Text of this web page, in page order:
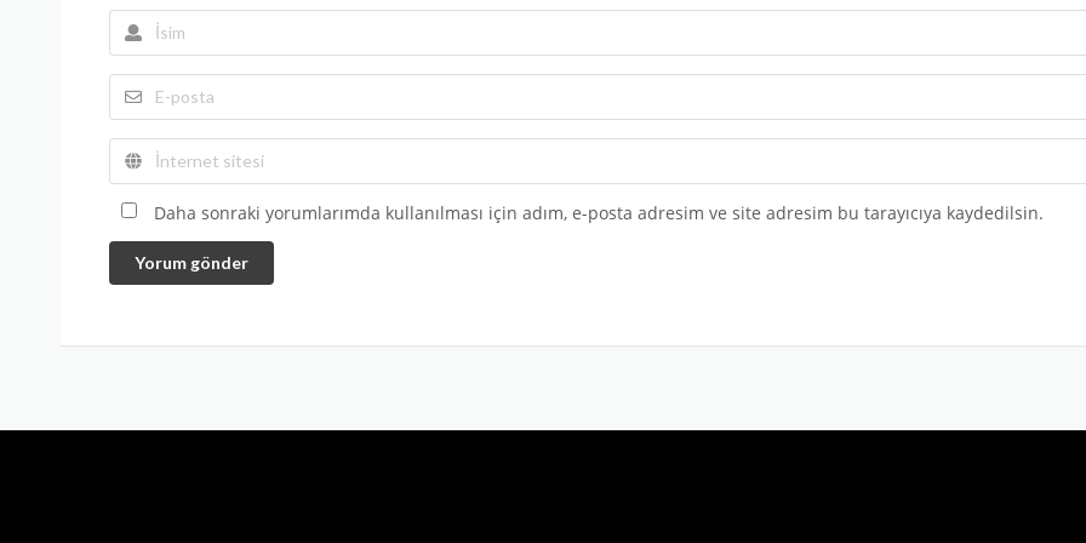
Daha sonraki yorumlarımda kullanılması için adım, e-posta adresim ve site adresim bu tarayıcıya kaydedilsin.
Yorum gönder